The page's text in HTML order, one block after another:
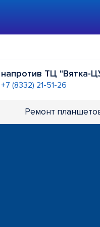
напротив ТЦ "Вятка-
+7 (8332) 21-51-26
Ремонт